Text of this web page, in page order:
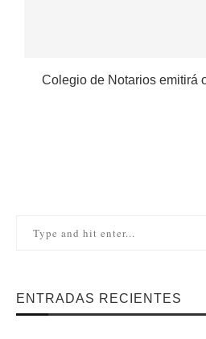
Colegio de Notarios emitirá
ENTRADAS RECIENTES